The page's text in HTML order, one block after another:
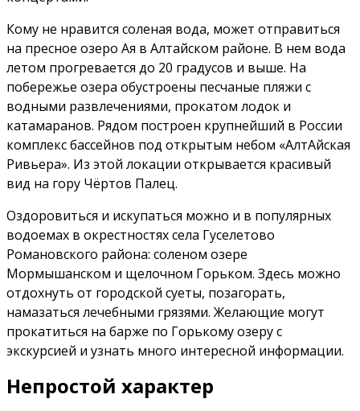
Кому не нравится соленая вода, может отправиться
на пресное озеро Ая в Алтайском районе. В нем вода
летом прогревается до 20 градусов и выше. На
побережье озера обустроены песчаные пляжи с
водными развлечениями, прокатом лодок и
катамаранов. Рядом построен крупнейший в России
комплекс бассейнов под открытым небом «АлтАйская
Ривьера». Из этой локации открывается красивый
вид на гору Чёртов Палец.
Оздоровиться и искупаться можно и в популярных
водоемах в окрестностях села Гуселетово
Романовского района: соленом озере
Мормышанском и щелочном Горьком. Здесь можно
отдохнуть от городской суеты, позагорать,
намазаться лечебными грязями. Желающие могут
прокатиться на барже по Горькому озеру с
экскурсией и узнать много интересной информации.
Непростой характер